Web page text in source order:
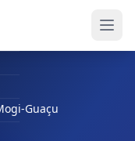
Guaçu